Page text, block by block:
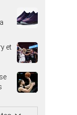
et